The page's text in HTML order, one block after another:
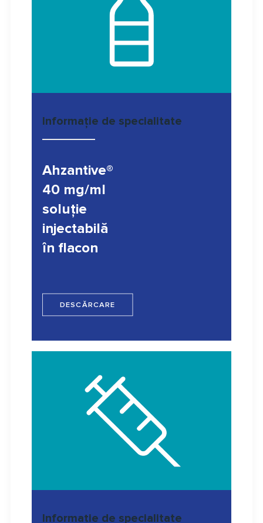
Informație de specialitate
Ahzantive®
40 mg/ml
soluţie
injectabilă
în flacon
DESCĂRCARE
Informație de specialitate